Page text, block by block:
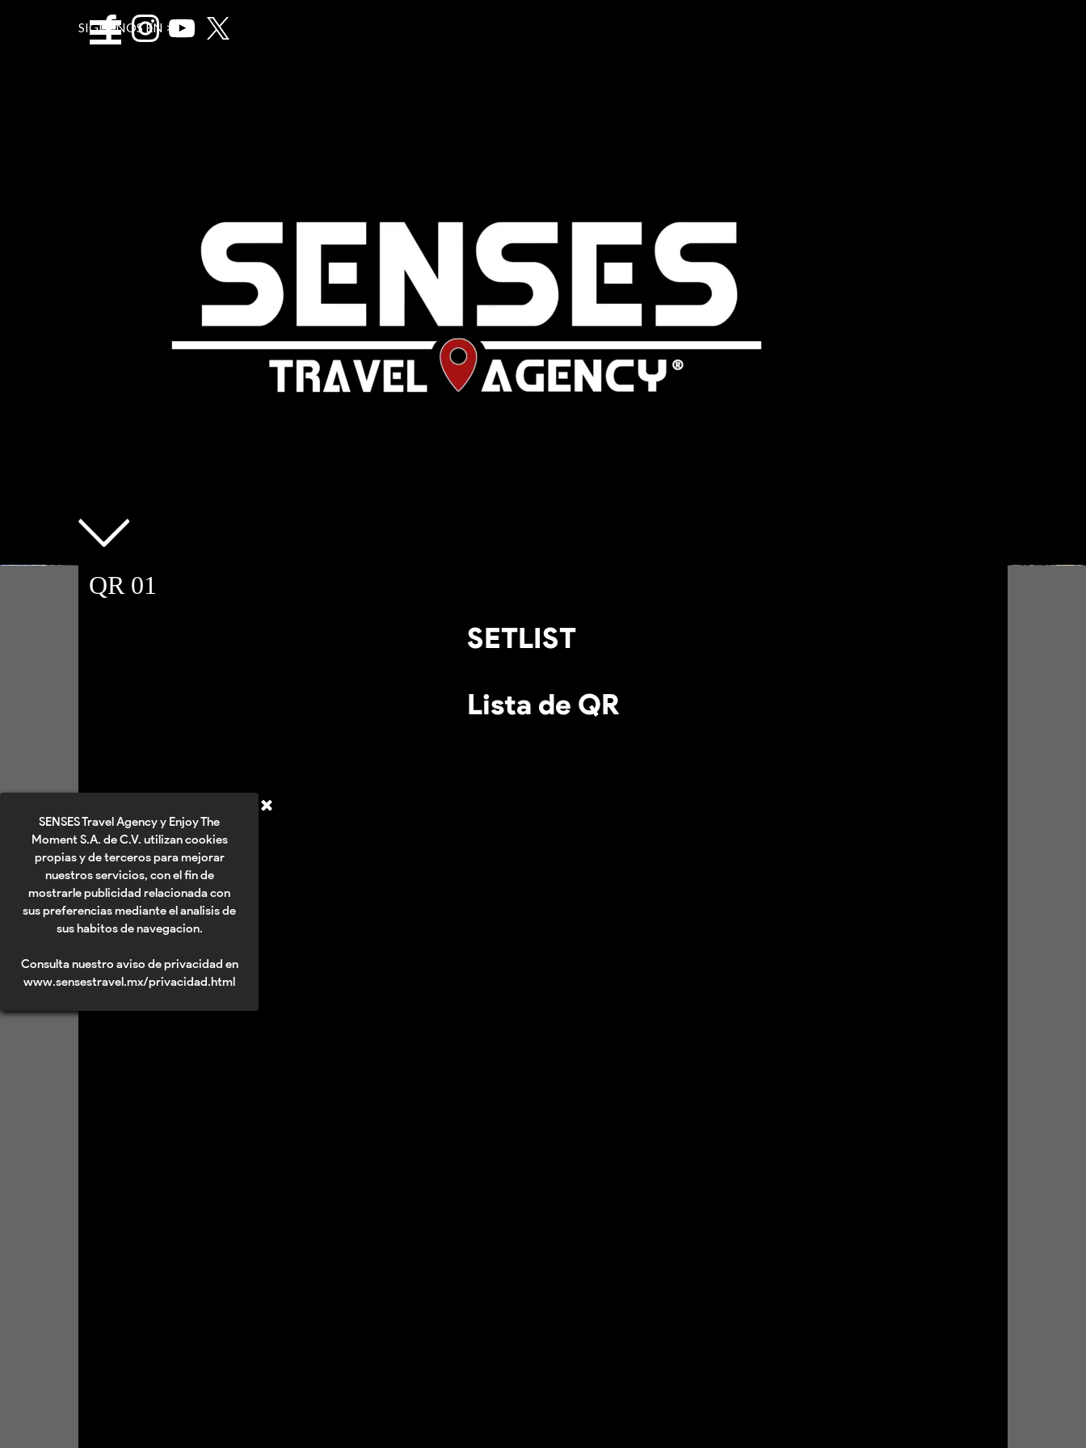
SENSES Travel Agency y Enjoy The
Moment S.A. de C.V. utilizan cookies
propias y de terceros para mejorar
nuestros servicios, con el fin de
mostrarle publicidad relacionada con
sus preferencias mediante el analisis de
sus habitos de navegacion.
Consulta nuestro aviso de privacidad en
www.sensestravel.mx/privacidad.html
Saltar menÃº
SIGUENOS EN >>
QR 01
SETLIST<br /><br />Lista de QR